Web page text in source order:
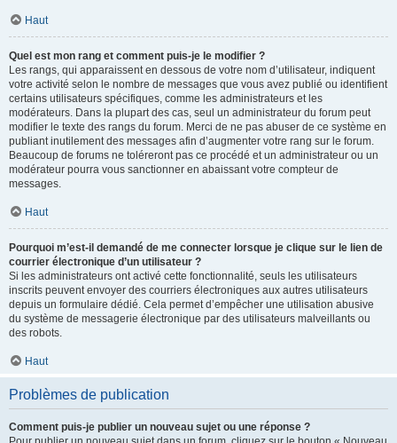
Haut
Quel est mon rang et comment puis-je le modifier ?
Les rangs, qui apparaissent en dessous de votre nom d’utilisateur, indiquent
votre activité selon le nombre de messages que vous avez publié ou identifient
certains utilisateurs spécifiques, comme les administrateurs et les
modérateurs. Dans la plupart des cas, seul un administrateur du forum peut
modifier le texte des rangs du forum. Merci de ne pas abuser de ce système en
publiant inutilement des messages afin d’augmenter votre rang sur le forum.
Beaucoup de forums ne toléreront pas ce procédé et un administrateur ou un
modérateur pourra vous sanctionner en abaissant votre compteur de
messages.
Haut
Pourquoi m’est-il demandé de me connecter lorsque je clique sur le lien de
courrier électronique d’un utilisateur ?
Si les administrateurs ont activé cette fonctionnalité, seuls les utilisateurs
inscrits peuvent envoyer des courriers électroniques aux autres utilisateurs
depuis un formulaire dédié. Cela permet d’empêcher une utilisation abusive
du système de messagerie électronique par des utilisateurs malveillants ou
des robots.
Haut
Problèmes de publication
Comment puis-je publier un nouveau sujet ou une réponse ?